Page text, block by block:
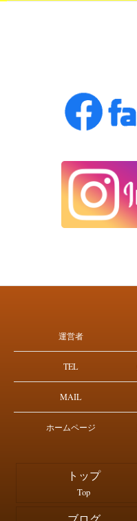
運営者
TEL
MAIL
ホームページ
トップ
Top